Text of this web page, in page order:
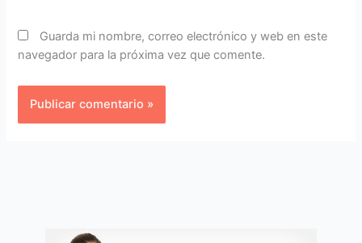
Guarda mi nombre, correo electrónico y web en este
navegador para la próxima vez que comente.